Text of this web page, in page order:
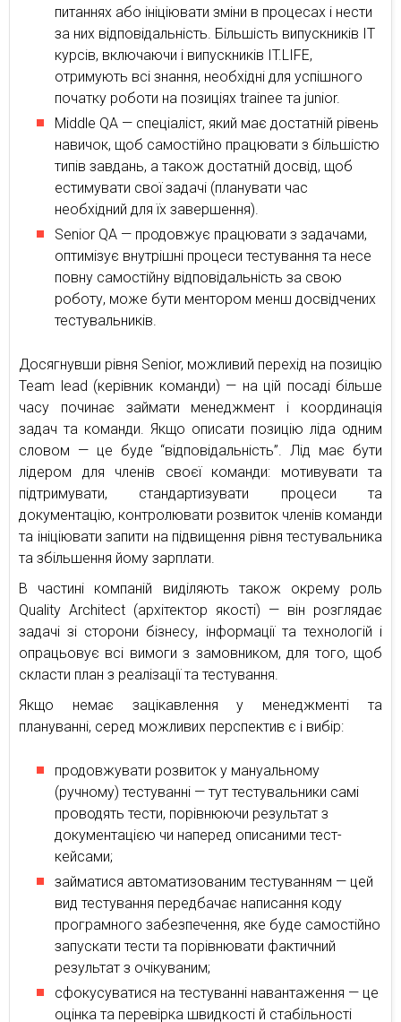
питаннях або ініціювати зміни в процесах і нести
за них відповідальність. Більшість випускників ІТ
курсів, включаючи і випускників IT.LIFE,
отримують всі знання, необхідні для успішного
початку роботи на позиціях trainee та junior.
Middle QA — спеціаліст, який має достатній рівень
навичок, щоб самостійно працювати з більшістю
типів завдань, а також достатній досвід, щоб
естимувати свої задачі (планувати час
необхідний для їх завершення).
Senior QA — продовжує працювати з задачами,
оптимізує внутрішні процеси тестування та несе
повну самостійну відповідальність за свою
роботу, може бути ментором менш досвідчених
тестувальників.
Досягнувши рівня Senior, можливий перехід на позицію
Team lead (керівник команди) — на цій посаді більше
часу починає займати менеджмент і координація
задач та команди. Якщо описати позицію ліда одним
словом — це буде “відповідальність”. Лід має бути
лідером для членів своєї команди: мотивувати та
підтримувати, стандартизувати процеси та
документацію, контролювати розвиток членів команди
та ініціювати запити на підвищення рівня тестувальника
та збільшення йому зарплати.
В частині компаній виділяють також окрему роль
Quality Architect (архітектор якості) — він розглядає
задачі зі сторони бізнесу, інформації та технологій і
опрацьовує всі вимоги з замовником, для того, щоб
скласти план з реалізації та тестування.
Якщо немає зацікавлення у менеджменті та
плануванні, серед можливих перспектив є і вибір:
продовжувати розвиток у мануальному
(ручному) тестуванні — тут тестувальники самі
проводять тести, порівнюючи результат з
документацією чи наперед описаними тест-
кейсами;
займатися автоматизованим тестуванням — цей
вид тестування передбачає написання коду
програмного забезпечення, яке буде самостійно
запускати тести та порівнювати фактичний
результат з очікуваним;
сфокусуватися на тестуванні навантаження — це
оцінка та перевірка швидкості й стабільності